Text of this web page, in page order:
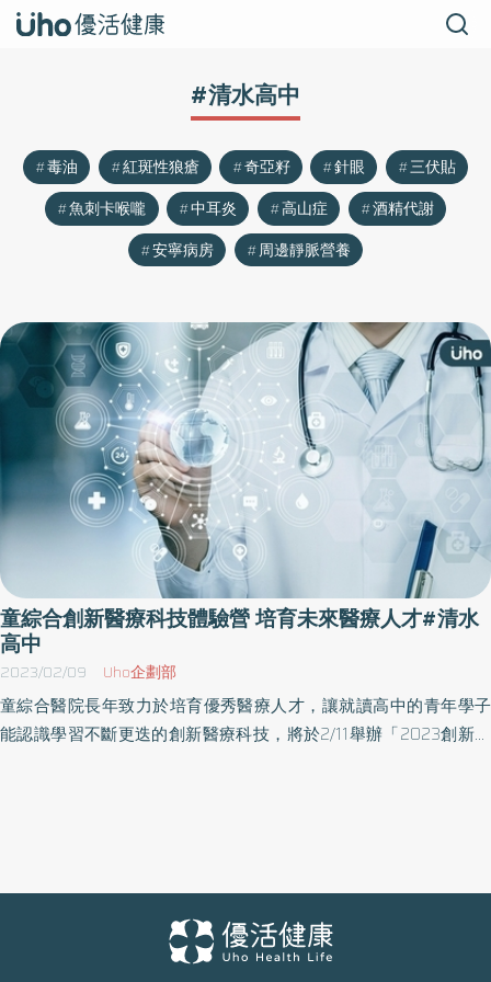
#清水高中
毒油 紅斑性狼瘡 奇亞籽 針眼
三伏貼
魚刺卡喉嚨
中耳炎 高山症
酒精代謝
安寧病房
周邊靜脈營養
童綜合創新醫療科技體驗營 培育未來醫療人才#清水
高中
2023/02/09 Uho企劃部
童綜合醫院長年致力於培育優秀醫療人才，讓就讀高中的青年學子
能認識學習不斷更迭的創新醫療科技，將於2/11舉辦「2023創新醫
校長劉坤源、清水高中校長蕭建華、清水高中鄒明浩主任、中港高
中校長簡崐鎰、龍津高中校長賴炘棠、衛道中學教務主任彭大慶、